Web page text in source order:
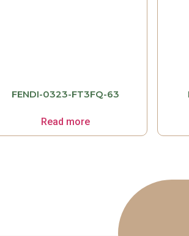
FENDI-0323-FT3FQ-63
Read more